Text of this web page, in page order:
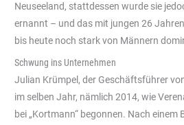
Neuseeland, stattdessen wurde sie
ernannt – und das mit jungen 26
bis heute noch stark von Männern
Schwung ins Unternehmen
Julian Krümpel, der Geschäftsführer
im selben Jahr, nämlich 2014, wie
bei „Kortmann“ begonnen. Nach einem